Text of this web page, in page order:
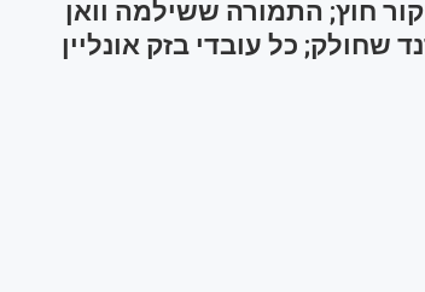
חוץ; התמורה ששילמה וואן
שחולק; כל עובדי בזק אונליין